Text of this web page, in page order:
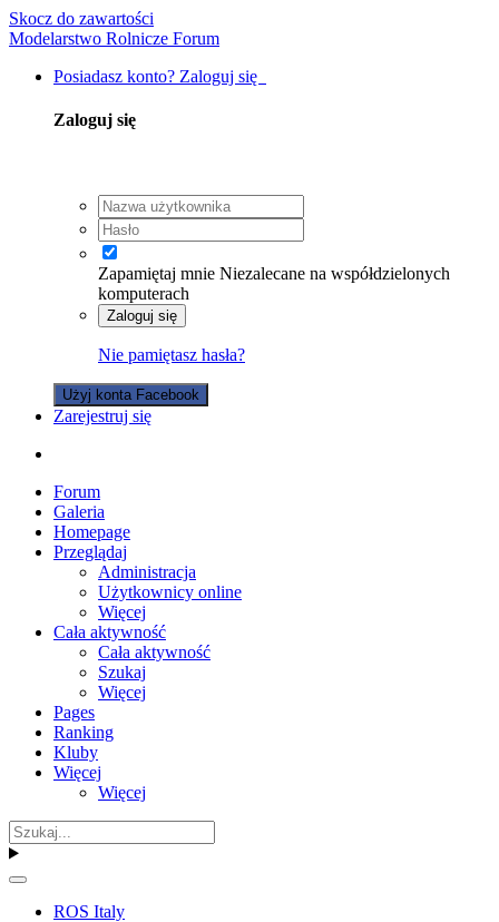
Skocz do zawartości
Modelarstwo Rolnicze Forum
Posiadasz konto? Zaloguj się
Zaloguj się
Zapamiętaj mnie Niezalecane na współdzielonych
komputerach
Zaloguj się
Nie pamiętasz hasła?
Użyj konta Facebook
Zarejestruj się
Forum
Galeria
Homepage
Przeglądaj
Administracja
Użytkownicy online
Więcej
Cała aktywność
Cała aktywność
Szukaj
Więcej
Pages
Ranking
Kluby
Więcej
Więcej
ROS Italy